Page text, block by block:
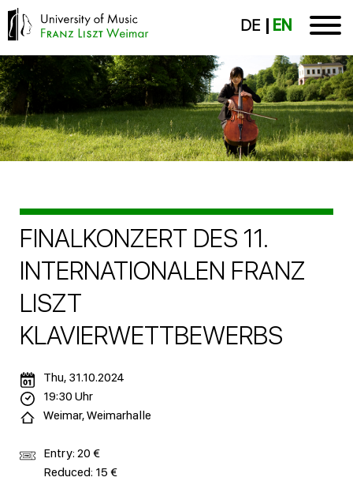
DE EN
FINALKONZERT DES 11.
INTERNATIONALEN FRANZ
LISZT
KLAVIERWETTBEWERBS
Thu, 31.10.2024
19:30 Uhr
Weimar, Weimarhalle
Entry: 20 €
Reduced: 15 €